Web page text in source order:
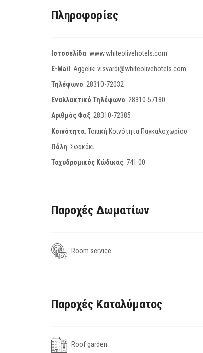
Πληροφορίες
Ιστοσελίδα: www.whiteolivehotels.com
E-Mail : Aggeliki.visvardi@whiteolivehotels.com
Τηλέφωνο: 28310-72032
Εναλλακτικό Τηλέφωνο: 28310-57180
Αριθμός Φαξ: 28310-72385
Κοινότητα: Τοπική Κοινότητα Παγκαλοχωρίου
Πόλη: Σφακάκι
Ταχυδρομικός Κώδικας: 741 00
Παροχές Δωματίων
Room service
Παροχές Καταλύματος
Roof garden